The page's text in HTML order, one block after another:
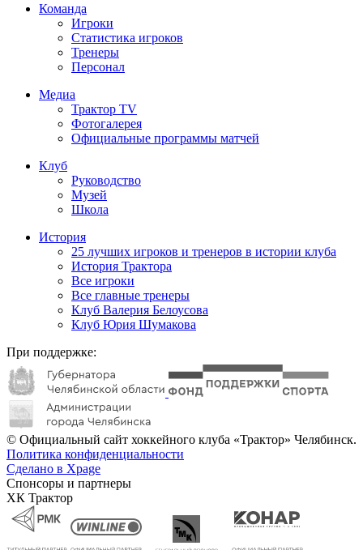
Команда
Игроки
Статистика игроков
Тренеры
Персонал
Медиа
Трактор TV
Фотогалерея
Официальные программы матчей
Клуб
Руководство
Музей
Школа
История
25 лучших игроков и тренеров в истории клуба
История Трактора
Все игроки
Все главные тренеры
Клуб Валерия Белоусова
Клуб Юрия Шумакова
При поддержке:
© Официальный сайт хоккейного клуба «Трактор» Челябинск.
Политика конфиденциальности
Сделано в Xpage
Спонсоры и партнеры
ХК Трактор